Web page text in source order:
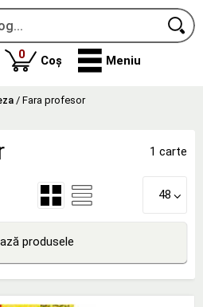
0produse
Coș Meniu
/ Fara profesor
1 carte
48
produsele